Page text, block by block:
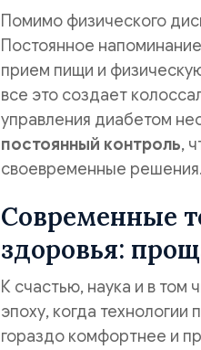
Помимо физического
Постоянное
прием пищи и
все это создает
управления диабетом
постоянный контроль,
своевременные решения.
Современные
здоровья:
К счастью, наука и в
эпоху, когда
гораздо комфортнее и